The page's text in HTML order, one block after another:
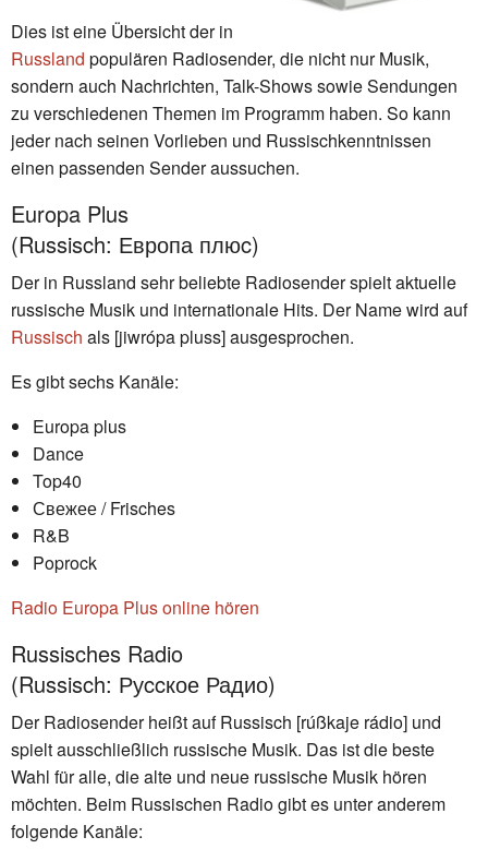
Dies ist eine Übersicht der in
Russland populären Radiosender, die nicht nur Musik,
sondern auch Nachrichten, Talk-Shows sowie Sendungen
zu verschiedenen Themen im Programm haben. So kann
jeder nach seinen Vorlieben und Russischkenntnissen
einen passenden Sender aussuchen.
Europa Plus
(Russisch: Европа плюc)
Der in Russland sehr beliebte Radiosender spielt aktuelle
russische Musik und internationale Hits. Der Name wird auf
Russisch als [jiwrópa pluss] ausgesprochen.
Es gibt sechs Kanäle:
Europa plus
Dance
Top40
Свежее / Frisches
R&B
Poprock
Radio Europa Plus online hören
Russisches Radio
(Russisch: Руccкое Радио)
Der Radiosender heißt auf Russisch [rúßkaje rádio] und
spielt ausschließlich russische Musik. Das ist die beste
Wahl für alle, die alte und neue russische Musik hören
möchten. Beim Russischen Radio gibt es unter anderem
folgende Kanäle: